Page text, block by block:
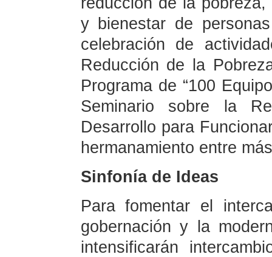
y bienestar de
celebración de
Reducción de la
Programa de “100
Seminario sobre la
Desarrollo para
hermanamiento entre
Sinfonía de Ideas
Para fomentar el
gobernación y la
intensificarán